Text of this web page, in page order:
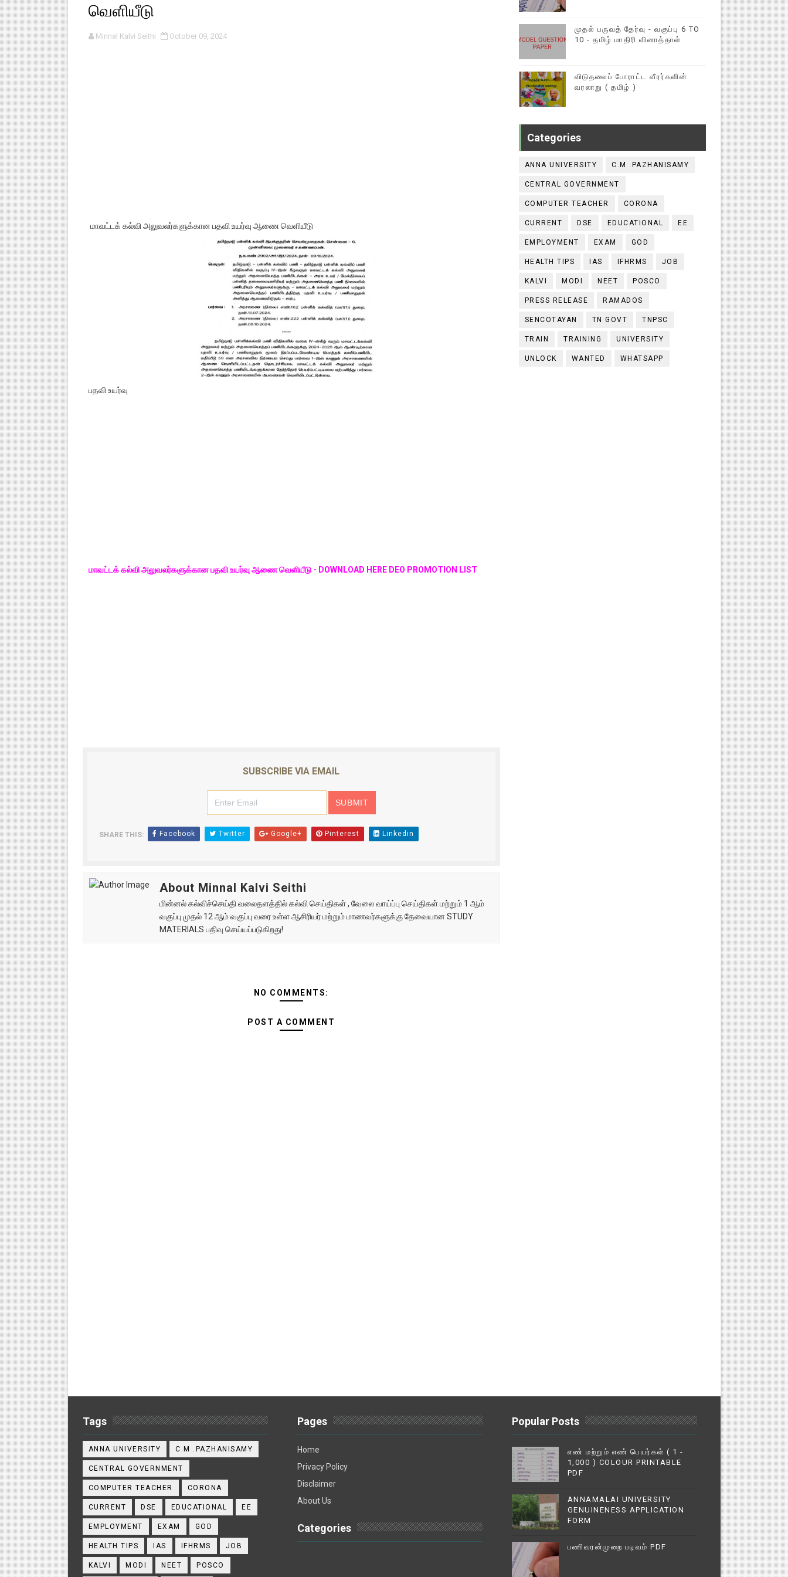
தொடக்க நிலை மாணவர்களுக்கு தமிழ் படித்துப் பழக 200 எளிமையான தமிழ் வாக்கியங்கள்
4,5 ஆம் வகுப்பு - ஜனவரி முதல் வாரம் பாடக் குறிப்பு
வெளியீடு
Minnal Kalvi Seithi October 09, 2024
மாவட்டக் கல்வி அலுவலர்களுக்கான பதவி உயர்வு ஆணை வெளியீடு
பதவி உயர்வு
மாவட்டக் கல்வி அலுவலர்களுக்கான பதவி உயர்வு ஆணை வெளியீடு - DOWNLOAD HERE DEO PROMOTION LIST
SUBSCRIBE VIA EMAIL
SHARE THIS: Facebook Twitter Google+ Pinterest Linkedin
About Minnal Kalvi Seithi
மின்னல் கல்விச்செய்தி வலைதளத்தில் கல்வி செய்திகள் , வேலை வாய்ப்பு செய்திகள் மற்றும் 1 ஆம்
வகுப்பு முதல் 12 ஆம் வகுப்பு வரை உள்ள ஆசிரியர் மற்றும் மாணவர்களுக்கு தேவையான STUDY
MATERIALS பதிவு செய்யப்படுகிறது!
NO COMMENTS:
POST A COMMENT
முதல் பருவத் தேர்வு - வகுப்பு 6 TO
10 - தமிழ் மாதிரி வினாத்தாள்
விடுதலைப் போராட்ட வீரர்களின்
வரலாறு ( தமிழ் )
Categories
ANNA UNIVERSITY C.M .PAZHANISAMY
CENTRAL GOVERNMENT
COMPUTER TEACHER CORONA
CURRENT DSE EDUCATIONAL EE
EMPLOYMENT EXAM GOD
HEALTH TIPS IAS IFHRMS JOB
KALVI MODI NEET POSCO
PRESS RELEASE RAMADOS
SENCOTAYAN TN GOVT TNPSC
TRAIN TRAINING UNIVERSITY
UNLOCK WANTED WHATSAPP
Tags
ANNA UNIVERSITY C.M .PAZHANISAMY
CENTRAL GOVERNMENT
COMPUTER TEACHER CORONA
CURRENT DSE EDUCATIONAL EE
EMPLOYMENT EXAM GOD
HEALTH TIPS IAS IFHRMS JOB
KALVI MODI NEET POSCO
Pages
Home
Privacy Policy
Disclaimer
About Us
Categories
Popular Posts
எண் மற்றும் எண் பெயர்கள் ( 1 -
1,000 ) COLOUR PRINTABLE
PDF
ANNAMALAI UNIVERSITY
GENUINENESS APPLICATION
FORM
பணிவரன்முறை படிவம் PDF